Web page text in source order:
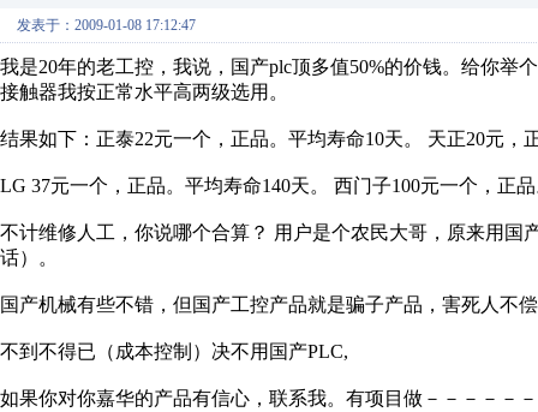
发表于：2009-01-08 17:12:47
我是20年的老工控，我说，国产plc顶多值50%的价钱。给你举
接触器我按正常水平高两级选用。
结果如下：正泰22元一个，正品。平均寿命10天。 天正20元，
LG 37元一个，正品。平均寿命140天。 西门子100元一个，正
不计维修人工，你说哪个合算？ 用户是个农民大哥，原来用
话）。
国产机械有些不错，但国产工控产品就是骗子产品，害死人不
不到不得已（成本控制）决不用国产PLC,
如果你对你嘉华的产品有信心，联系我。有项目做－－－－－